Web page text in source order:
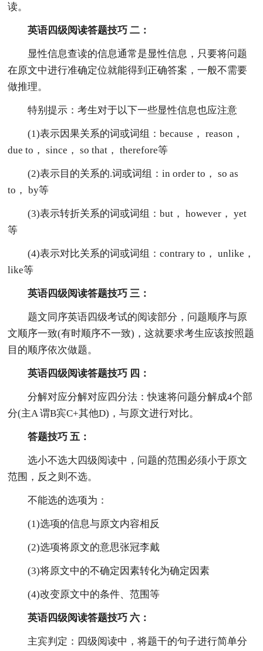
读。
英语四级阅读答题技巧 二：
显性信息查读的信息通常是显性信息，只要将问题
在原文中进行准确定位就能得到正确答案，一般不需要
做推理。
特别提示：考生对于以下一些显性信息也应注意
(1)表示因果关系的词或词组：because， reason，
due to， since， so that， therefore等
(2)表示目的关系的.词或词组：in order to， so as
to， by等
(3)表示转折关系的词或词组：but， however， yet
等
(4)表示对比关系的词或词组：contrary to， unlike，
like等
英语四级阅读答题技巧 三：
题文同序英语四级考试的阅读部分，问题顺序与原
文顺序一致(有时顺序不一致)，这就要求考生应该按照题
目的顺序依次做题。
英语四级阅读答题技巧 四：
分解对应分解对应四分法：快速将问题分解成4个部
分(主A 谓B宾C+其他D)，与原文进行对比。
答题技巧 五：
选小不选大四级阅读中，问题的范围必须小于原文
范围，反之则不选。
不能选的选项为：
(1)选项的信息与原文内容相反
(2)选项将原文的意思张冠李戴
(3)将原文中的不确定因素转化为确定因素
(4)改变原文中的条件、范围等
英语四级阅读答题技巧 六：
主宾判定：四级阅读中，将题干的句子进行简单分